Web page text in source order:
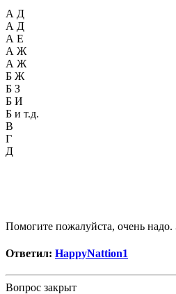
А Д
А Д
А Е
А Ж
А Ж
Б Ж
Б З
Б И
Б и т.д.
В
Г
Д
Помогите пожалуйста, очень надо.
Ответил: HappyNattion1
Вопрос закрыт